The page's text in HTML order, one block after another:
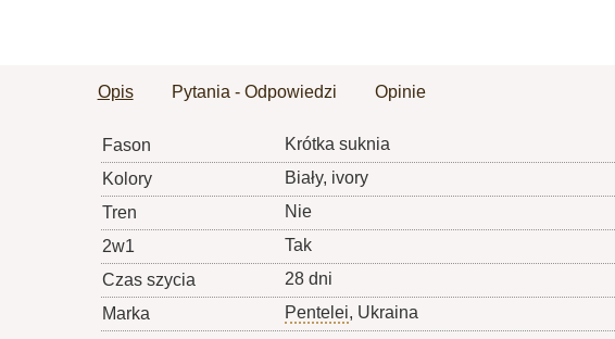
Opis Pytania - Odpowiedzi Opinie
Fason
Krótka suknia
Kolory
Biały, ivory
Tren
Nie
2w1
Tak
Czas szycia
28 dni
Marka
Pentelei, Ukraina